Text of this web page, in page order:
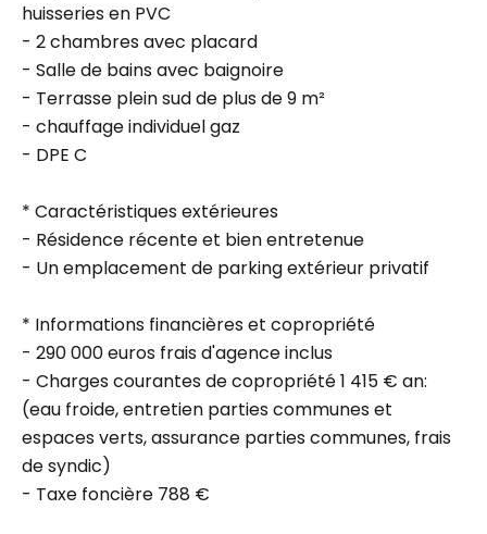
huisseries en PVC
- 2 chambres avec placard
- Salle de bains avec baignoire
- Terrasse plein sud de plus de 9 m²
- chauffage individuel gaz
- DPE C
* Caractéristiques extérieures
- Résidence récente et bien entretenue
- Un emplacement de parking extérieur privatif
* Informations financières et copropriété
- 290 000 euros frais d'agence inclus
- Charges courantes de copropriété 1 415 € an:
(eau froide, entretien parties communes et
espaces verts, assurance parties communes, frais
de syndic)
- Taxe foncière 788 €